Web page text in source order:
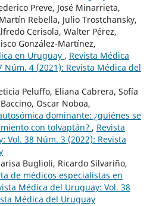
Preve, José Minarrieta,
Rebella, Julio Trostchansky,
Cerisola, Walter Pérez,
González-Martínez,
en Uruguay , Revista Médica
Núm. 4 (2021): Revista Médica del
Peluffo, Eliana Cabrera, Sofía
Oscar Noboa,
dominante: ¿quiénes se
con tolvaptán? , Revista
Vol. 38 Núm. 3 (2022): Revista
Buglioli, Ricardo Silvariño,
de médicos especialistas en
Médica del Uruguay: Vol. 38
Médica del Uruguay